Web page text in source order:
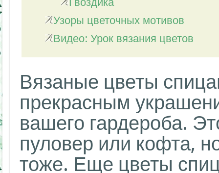
Узоры цветочных мотивов
Видео: Урок вязания цветов
Вязаные цветы
прекрасным
вашего гардероба.
пуловер или кофта,
тоже. Еще цветы